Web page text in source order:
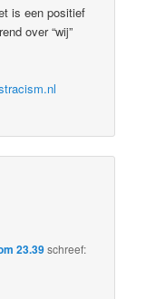
is een positief
over “wij”
23.39schreef: